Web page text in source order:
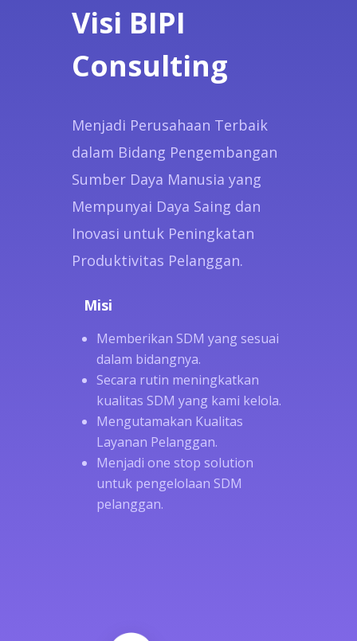
Visi BIPI
Consulting
Menjadi Perusahaan Terbaik
dalam Bidang Pengembangan
Sumber Daya Manusia yang
Mempunyai Daya Saing dan
Inovasi untuk Peningkatan
Produktivitas Pelanggan.
Misi
Memberikan SDM yang sesuai
dalam bidangnya.
Secara rutin meningkatkan
kualitas SDM yang kami kelola.
Mengutamakan Kualitas
Layanan Pelanggan.
Menjadi one stop solution
untuk pengelolaan SDM
pelanggan.